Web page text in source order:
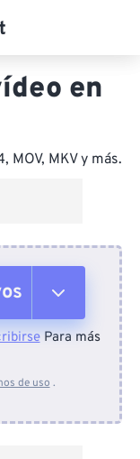
en
MKV y más.
Para más
de uso .